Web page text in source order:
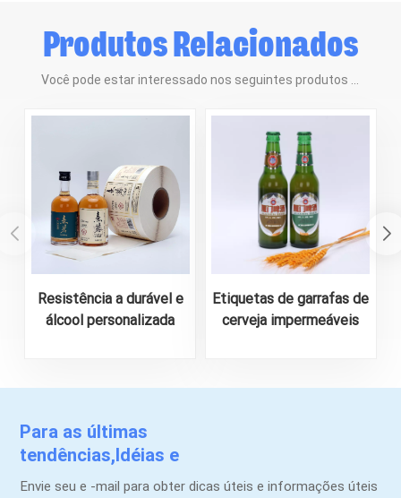
Produtos Relacionados
Você pode estar interessado nos seguintes produtos ...
Resistência a durável e
álcool personalizada
Etiquetas de garrafas de
cerveja impermeáveis
Para as últimas
tendências,Idéias e
promoções.
Envie seu e -mail para obter dicas úteis e informações úteis